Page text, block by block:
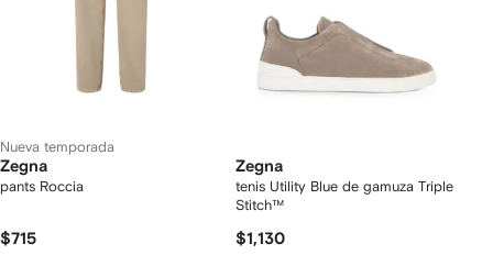
Nueva temporada
Zegna
pants Roccia
$715
Zegna
tenis Utility Blue de gamuza Triple
Stitch™
$1,130